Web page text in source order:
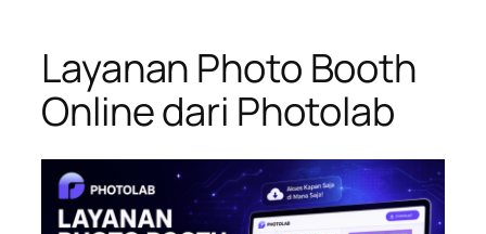
Layanan Photo Booth
Online dari Photolab